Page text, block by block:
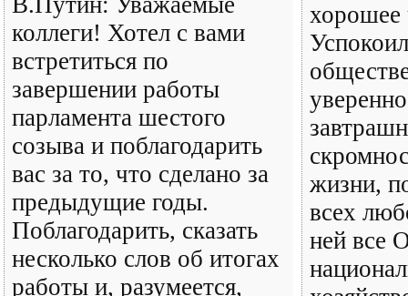
коллеги! Хотел с вами
встретиться по
завершении работы
парламента шестого
созыва и поблагодарить
вас за то, что сделано за
предыдущие годы.
Поблагодарить, сказать
несколько слов об итогах
работы и, разумеется,
хорошее
Успокоил
жизни,
всех
ней все